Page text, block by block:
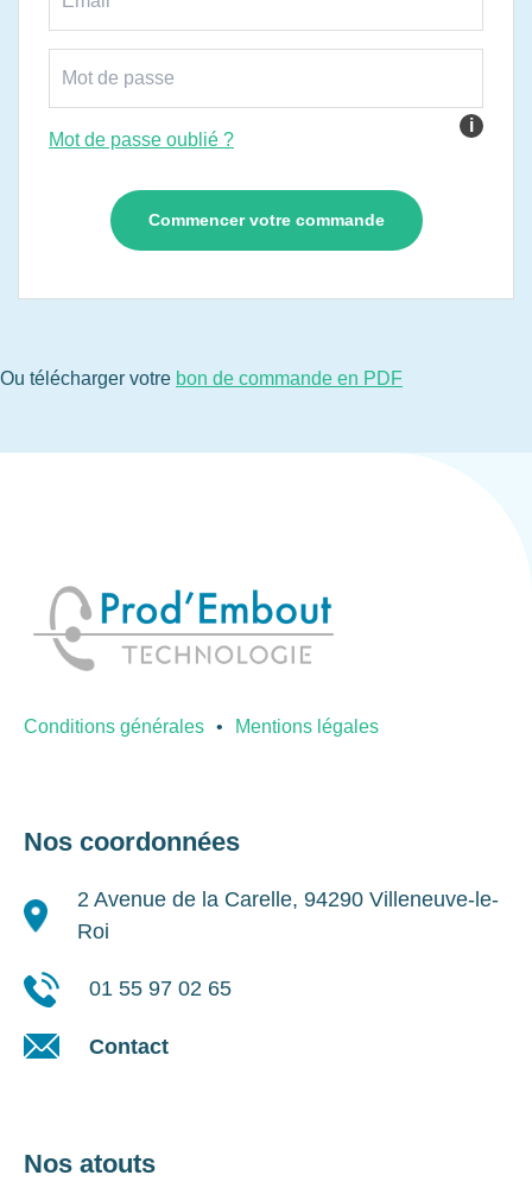
i
Mot de passe oublié ?
Ou télécharger votre bon de commande en PDF
Conditions générales Mentions légales
Nos coordonnées
2 Avenue de la Carelle, 94290 Villeneuve-le-
Roi
01 55 97 02 65
Contact
Nos atouts